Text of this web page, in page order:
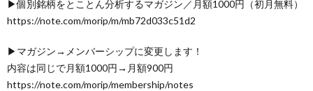
▶個別銘柄をとことん分析するマガジン／月額1000円（初月無料）
https://note.com/morip/m/mb72d033c51d2
▶マガジン→メンバーシップに変更します！
内容は同じで月額1000円→月額900円
https://note.com/morip/membership/notes